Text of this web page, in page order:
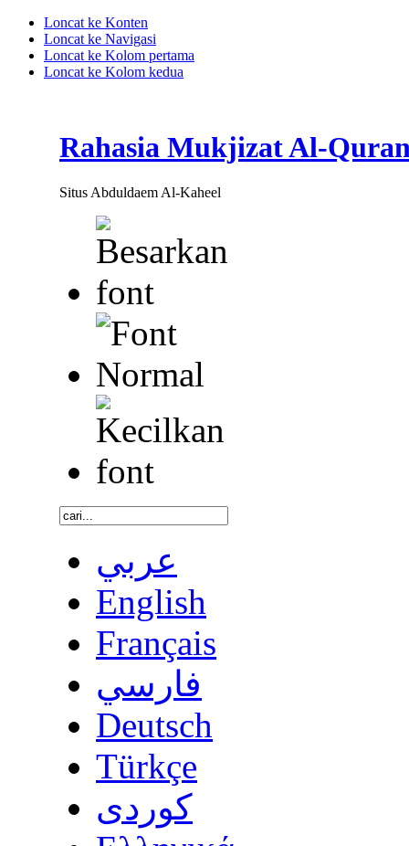
Loncat ke Konten
Loncat ke Navigasi
Loncat ke Kolom pertama
Loncat ke Kolom kedua
Rahasia Mukjizat Al-
Situs Abduldaem Al-Kaheel
عربي
English
Français
فارسي
Deutsch
Türkçe
كوردى